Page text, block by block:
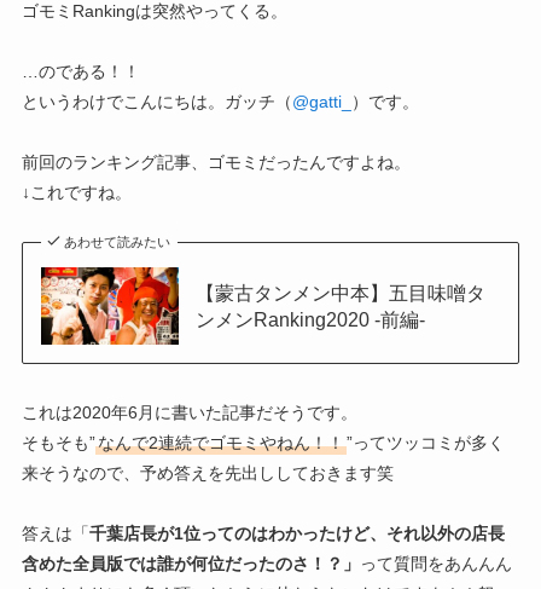
ゴモミRankingは突然やってくる。
…のである！！
というわけでこんにちは。ガッチ（@gatti_ ）です。
前回のランキング記事、ゴモミだったんですよね。
↓これですね。
あわせて読みたい
【蒙古タンメン中本】五目味噌タ
ンメンRanking2020 -前編-
これは2020年6月に書いた記事だそうです。
そもそも”なんで2連続でゴモミやねん！！”ってツッコミが多く
来そうなので、予め答えを先出ししておきます笑
答えは「千葉店長が1位ってのはわかったけど、それ以外の店長
含めた全員版では誰が何位だったのさ！？」 って質問をあんんん